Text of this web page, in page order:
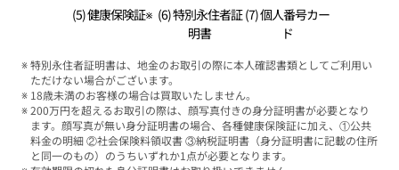
(5) 健康保険証※ (6) 特別永住者証
明書
(7) 個人番号カー
ド
特別永住者証明書は、地金のお取引の際に本人確認書類としてご利用い
ただけない場合がございます。
18歳未満のお客様の場合は買取いたしません。
200万円を超えるお取引の際は、顔写真付きの身分証明書が必要となり
ます。顔写真が無い身分証明書の場合、各種健康保険証に加え、①公共
料金の明細 ②社会保険料領収書 ③納税証明書（身分証明書に記載の住所
と同一のもの）のうちいずれか1点が必要となります。